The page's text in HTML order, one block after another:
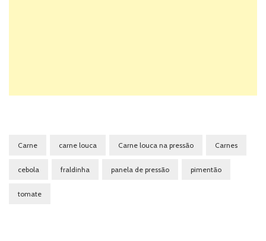
Carne carne louca Carne louca na pressão Carnes
cebola fraldinha panela de pressão pimentão
tomate